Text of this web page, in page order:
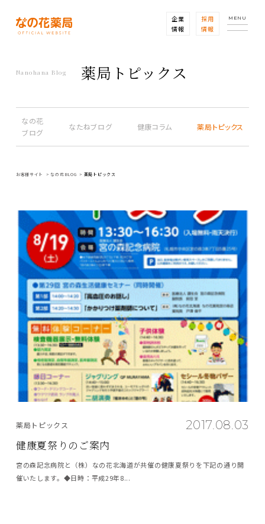
企業
情報
採用
情報
MENU
Nanohana Blog 薬局トピックス
なの花
ブログ
なたねブログ 健康コラム 薬局トピックス
お客様サイト なの花BLOG 薬局トピックス
2017.08.03
薬局トピックス
健康夏祭りのご案内
宮の森記念病院と（株）なの花北海道が共催の健康夏祭りを下記の通り開
催いたします。◆日時：平成29年8...